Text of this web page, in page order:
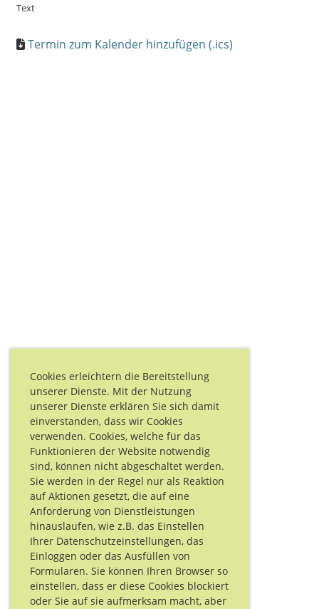
Cookies erleichtern die Bereitstellung
unserer Dienste. Mit der Nutzung
unserer Dienste erklären Sie sich damit
einverstanden, dass wir Cookies
verwenden. Cookies, welche für das
Funktionieren der Website notwendig
sind, können nicht abgeschaltet werden.
Sie werden in der Regel nur als Reaktion
auf Aktionen gesetzt, die auf eine
Anforderung von Dienstleistungen
hinauslaufen, wie z.B. das Einstellen
Ihrer Datenschutzeinstellungen, das
Einloggen oder das Ausfüllen von
Formularen. Sie können Ihren Browser so
einstellen, dass er diese Cookies blockiert
oder Sie auf sie aufmerksam macht, aber
Text
Termin zum Kalender hinzufügen (.ics)